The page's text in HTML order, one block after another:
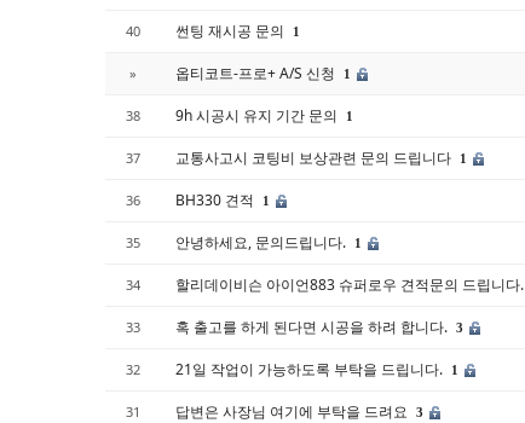
40 썬팅 재시공 문의 1
» 옵티코트-프로+ A/S 신청 1
38 9h 시공시 유지 기간 문의 1
37 교통사고시 코팅비 보상관련 문의 드립니다 1
36 BH330 견적 1
35 안녕하세요, 문의드립니다. 1
34 할리데이비슨 아이언883 슈퍼로우 견적문의 드립니다.
33 혹 출고를 하게 된다면 시공을 하려 합니다. 3
32 21일 작업이 가능하도록 부탁을 드립니다. 1
31 답변은 사장님 여기에 부탁을 드려요 3